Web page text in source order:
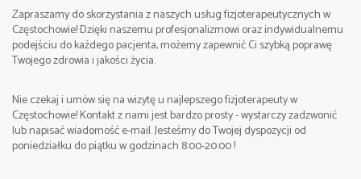
Zapraszamy do skorzystania z naszych usług fizjoterapeutycznych w
Częstochowie! Dzięki naszemu profesjonalizmowi oraz indywidualnemu
podejściu do każdego pacjenta, możemy zapewnić Ci szybką poprawę
Twojego zdrowia i jakości życia.
Nie czekaj i umów się na wizytę u najlepszego fizjoterapeuty w
Częstochowie! Kontakt z nami jest bardzo prosty - wystarczy zadzwonić
lub napisać wiadomość e-mail. Jesteśmy do Twojej dyspozycji od
poniedziałku do piątku w godzinach 8:00-20:00 !